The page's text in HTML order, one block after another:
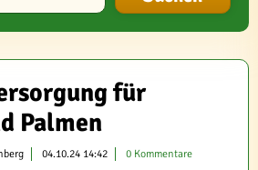
für
Palmen
04.10.24 14:42 0 Kommentare